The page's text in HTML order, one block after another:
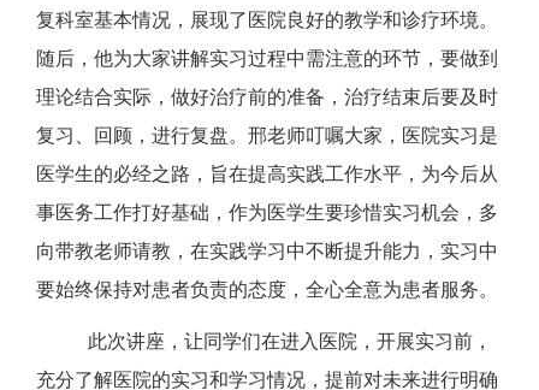
复科室基本情况， 展现了 医院良好的教学和诊疗环境。
随后，他为大家讲解实习过程中需注意的环节，要做到
理论结合实际，做好治疗前的准备， 治疗结束后要及时
复习、回顾，进行复盘。邢老师叮嘱大家，医院实习是
医学生的必经之路，旨在提高实践工作水平，为今后从
事医务工作打好基础，作为医学生要珍惜实习机会，多
向带教老师请教，在实践学习中不断提升能力 ，实习中
要始终保持对患者负责的态度，全心全意为患者服务。
此次讲座，让同学们在进入 医院 ，开展实习前，
充分了解医院的实习和学习情况，提前对未来进行明确